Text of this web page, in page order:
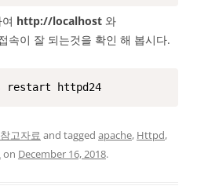
http://localhost 와
속이 잘 되는것을 확인 해 봅시다.
restart httpd24
고자료 and tagged apache, Httpd,
on December 16, 2018.